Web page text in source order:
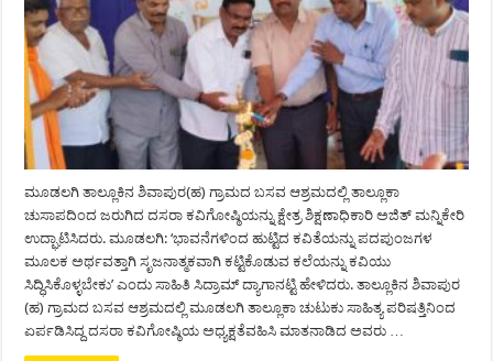
ಮೂಡಲಗಿ ತಾಲ್ಲೂಕಿನ ಶಿವಾಪುರ(ಹ) ಗ್ರಾಮದ ಬಸವ ಆಶ್ರಮದಲ್ಲಿ ತಾಲ್ಲೂಕಾ
ಚುಸಾಪದಿಂದ ಜರುಗಿದ ದಸರಾ ಕವಿಗೋಷ್ಠಿಯನ್ನು ಕ್ಷೇತ್ರ ಶಿಕ್ಷಣಾಧಿಕಾರಿ ಅಜಿತ್ ಮನ್ನಿಕೇರಿ
ಉದ್ಘಾಟಿಸಿದರು. ಮೂಡಲಗಿ: ‘ಭಾವನೆಗಳಿಂದ ಹುಟ್ಟಿದ ಕವಿತೆಯನ್ನು ಪದಪುಂಜಗಳ
ಮೂಲಕ ಅರ್ಥವತ್ತಾಗಿ ಸೃಜನಾತ್ಮಕವಾಗಿ ಕಟ್ಟಿಕೊಡುವ ಕಲೆಯನ್ನು ಕವಿಯು
ಸಿದ್ಧಿಸಿಕೊಳ್ಳಬೇಕು’ ಎಂದು ಸಾಹಿತಿ ಸಿದ್ರಾಮ್ ದ್ಯಾಗಾನಟ್ಟಿ ಹೇಳಿದರು. ತಾಲ್ಲೂಕಿನ ಶಿವಾಪುರ
(ಹ) ಗ್ರಾಮದ ಬಸವ ಆಶ್ರಮದಲ್ಲಿ ಮೂಡಲಗಿ ತಾಲ್ಲೂಕಾ ಚುಟುಕು ಸಾಹಿತ್ಯ ಪರಿಷತ್ತಿನಿಂದ
ಏರ್ಪಡಿಸಿದ್ದ ದಸರಾ ಕವಿಗೋಷ್ಠಿಯ ಅಧ್ಯಕ್ಷತೆವಹಿಸಿ ಮಾತನಾಡಿದ ಅವರು …